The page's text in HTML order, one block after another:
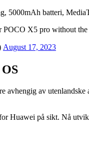
5000mAh batteri,
POCO X5 pro without the
August 17, 2023
avhengig av
Huawei på sikt. Nå